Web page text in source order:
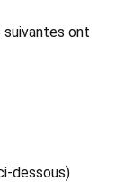
ont
dessous)